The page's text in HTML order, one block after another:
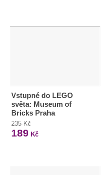
Vstupné do LEGO
světa: Museum of
Bricks Praha
235 Kč
189 Kč